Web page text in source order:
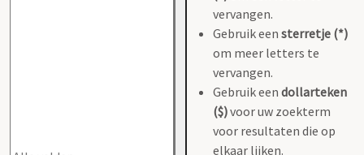
vervangen.
Gebruik een sterretje (*)
om meer letters te
vervangen.
Gebruik een dollarteken
($)voor uw zoekterm
voor resultaten die op
elkaar lijken.